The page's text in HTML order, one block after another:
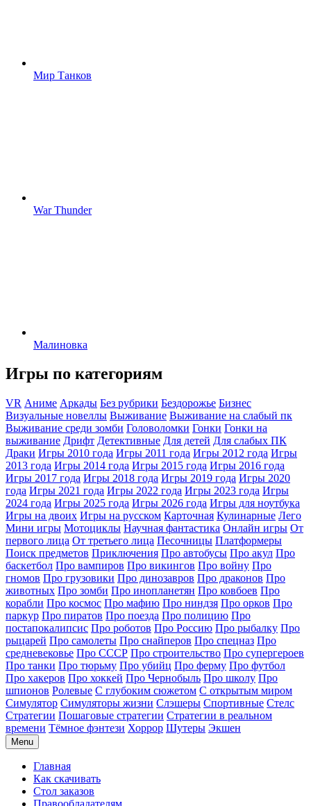
Мир Танков
War Thunder
Малиновка
Игры по категориям
VR Аниме Аркады Без рубрики Бездорожье Бизнес
Визуальные новеллы Выживание Выживание на слабый пк
Выживание среди зомби Головоломки Гонки Гонки на
выживание Дрифт Детективные Для детей Для слабых ПК
Драки Игры 2010 года Игры 2011 года Игры 2012 года Игры
2013 года Игры 2014 года Игры 2015 года Игры 2016 года
Игры 2017 года Игры 2018 года Игры 2019 года Игры 2020
года Игры 2021 года Игры 2022 года Игры 2023 года Игры
2024 года Игры 2025 года Игры 2026 года Игры для ноутбука
Игры на двоих Игры на русском Карточная Кулинарные Лего
Мини игры Мотоциклы Научная фантастика Онлайн игры От
первого лица От третьего лица Песочницы Платформеры
Поиск предметов Приключения Про автобусы Про акул Про
баскетбол Про вампиров Про викингов Про войну Про
гномов Про грузовики Про динозавров Про драконов Про
животных Про зомби Про инопланетян Про ковбоев Про
корабли Про космос Про мафию Про ниндзя Про орков Про
паркур Про пиратов Про поезда Про полицию Про
постапокалипсис Про роботов Про Россию Про рыбалку Про
рыцарей Про самолеты Про снайперов Про спецназ Про
средневековье Про СССР Про строительство Про супергероев
Про танки Про тюрьму Про убийц Про ферму Про футбол
Про хакеров Про хоккей Про Чернобыль Про школу Про
шпионов Ролевые С глубоким сюжетом С открытым миром
Симулятор Симуляторы жизни Слэшеры Спортивные Стелс
Стратегии Пошаговые стратегии Стратегии в реальном
времени Тёмное фэнтези Хоррор Шутеры Экшен
Menu
Главная
Как скачивать
Стол заказов